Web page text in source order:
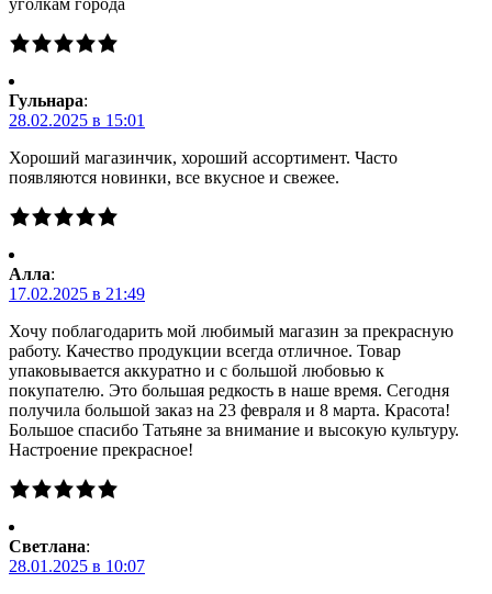
Гульнара:
28.02.2025 в 15:01
Хороший магазинчик, хороший ассортимент. Часто
появляются новинки, все вкусное и свежее.
Алла:
17.02.2025 в 21:49
Хочу поблагодарить мой любимый магазин за прекрасную
работу. Качество продукции всегда отличное. Товар
упаковывается аккуратно и с большой любовью к
покупателю. Это большая редкость в наше время. Сегодня
получила большой заказ на 23 февраля и 8 марта. Красота!
Большое спасибо Татьяне за внимание и высокую культуру.
Настроение прекрасное!
Светлана:
28.01.2025 в 10:07